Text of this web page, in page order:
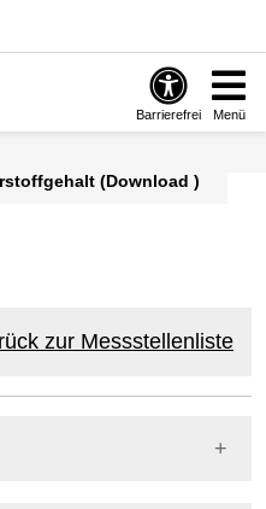
Barrierefrei Menü
(Download )
zur Messstellenliste